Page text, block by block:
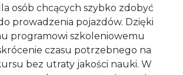
osób chcących szybko zdobyć
prowadzenia pojazdów. Dzięki
programowi szkoleniowemu
czasu potrzebnego na
bez utraty jakości nauki. W